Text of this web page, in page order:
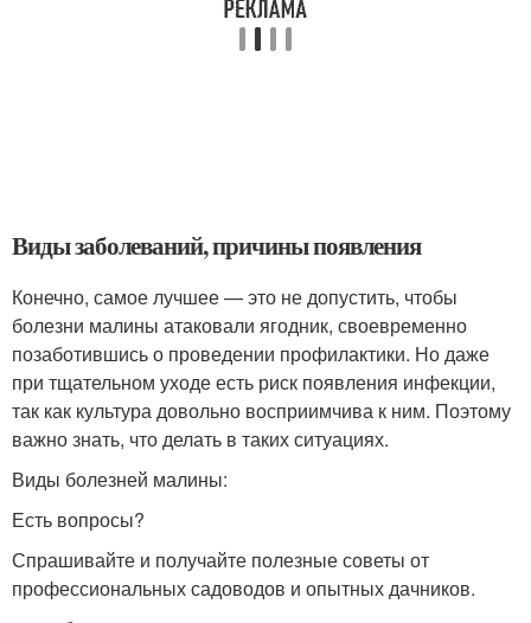
Виды заболеваний, причины появления
Конечно, самое лучшее — это не допустить, чтобы
болезни малины атаковали ягодник, своевременно
позаботившись о проведении профилактики. Но даже
при тщательном уходе есть риск появления инфекции,
так как культура довольно восприимчива к ним. Поэтому
важно знать, что делать в таких ситуациях.
Виды болезней малины:
Есть вопросы?
Спрашивайте и получайте полезные советы от
профессиональных садоводов и опытных дачников.